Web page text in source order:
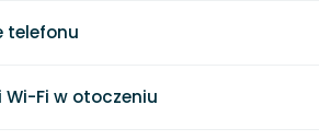
telefonu
Wi-Fi w otoczeniu